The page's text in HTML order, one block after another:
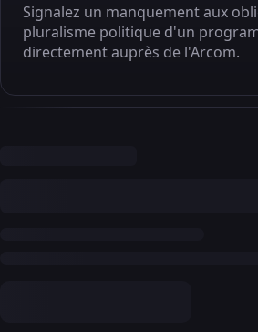
Signalez un manquement aux
pluralisme politique d'un
directement auprès de l'Arcom.